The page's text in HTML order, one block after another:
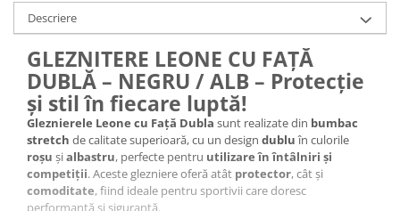
Descriere
GLEZNITERE LEONE CU FAȚĂ
DUBLĂ – NEGRU / ALB – Protecție
și stil în fiecare luptă!
Gleznierele Leone cu Față Dubla sunt realizate din bumbac
stretch de calitate superioară, cu un design dubluîn culorile
roșu șialbastru, perfecte pentru utilizare în întâlniri și
competiții. Aceste glezniere oferă atât protector, cât și
comoditate, fiind ideale pentru sportivii care doresc
performanță și siguranță.